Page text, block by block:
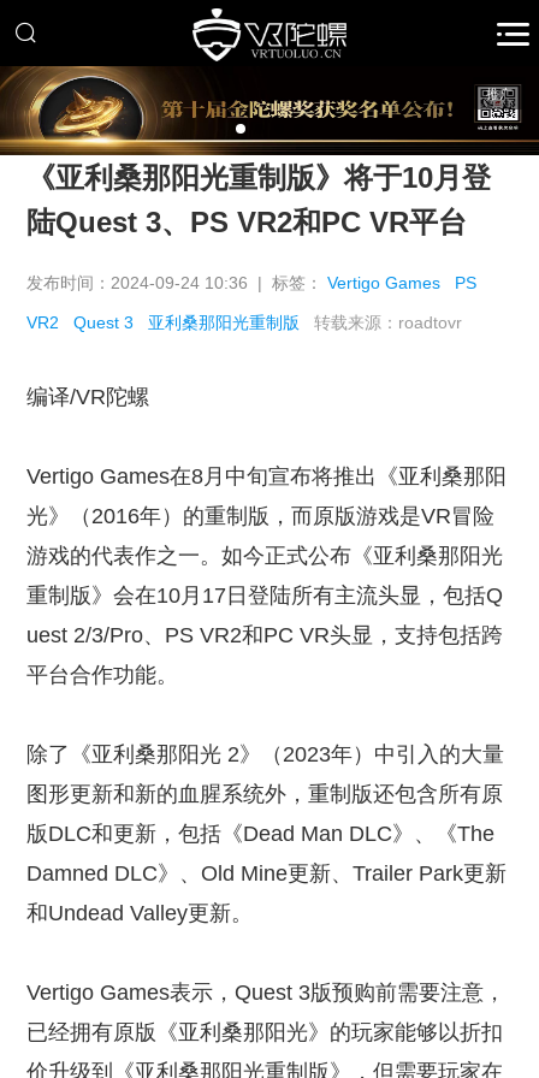
推广
《亚利桑那阳光重制版》将于10月登
陆Quest 3、PS VR2和PC VR平台
发布时间：2024-09-24 10:36 | 标签：Vertigo Games PS
VR2 Quest 3 亚利桑那阳光重制版 转载来源：roadtovr
编译/VR陀螺
Vertigo Games在8月中旬宣布将推出《亚利桑那阳
光》（2016年）的重制版，而原版游戏是VR冒险
游戏的代表作之一。如今正式公布《亚利桑那阳光
重制版》会在10月17日登陆所有主流头显，包括Q
uest 2/3/Pro、PS VR2和PC VR头显，支持包括跨
平台合作功能。
除了《亚利桑那阳光 2》（2023年）中引入的大量
图形更新和新的血腥系统外，重制版还包含所有原
版DLC和更新，包括《Dead Man DLC》、《The
Damned DLC》、Old Mine更新、Trailer Park更新
和Undead Valley更新。
Vertigo Games表示，Quest 3版预购前需要注意，
已经拥有原版《亚利桑那阳光》的玩家能够以折扣
价升级到《亚利桑那阳光重制版》，但需要玩家在